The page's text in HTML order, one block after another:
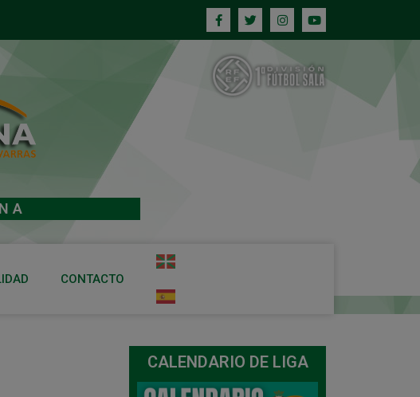
CONTACTO
CALENDARIO DE LIGA